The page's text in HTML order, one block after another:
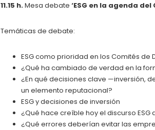
11.15 h.Mesa debate‘ESG en la agenda
Temáticas de debate:
ESG como prioridad en los Comités de
¿Qué ha cambiado de verdad en la
¿En qué decisiones clave —inversión,
un elemento reputacional?
ESG y decisiones de inversión
¿Qué hace creíble hoy el discurso ESG
¿Qué errores deberían evitar las